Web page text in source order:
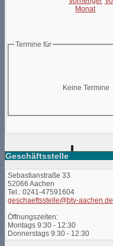
Termine für
Keine Termine
Geschäftsstelle
Sebastianstraße 33
52066 Aachen
Tel.: 0241-47591604
geschaeftsstelle@btv-aachen.de
Öffnungszeiten:
Montags 9:30 - 12:30
Donnerstags 9:30 - 12:30